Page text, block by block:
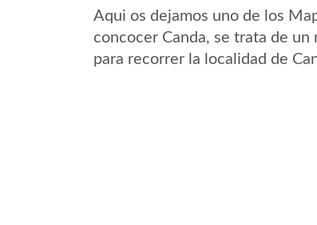
Aqui os dejamos uno de los
concocer Canda, se trata de
para recorrer la localidad de